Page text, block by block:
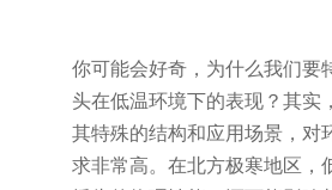
你可能会好奇，为什么我们要
头在低温环境下的表现？其实
其特殊的结构和应用场景，对
求非常高。在北方极寒地区，